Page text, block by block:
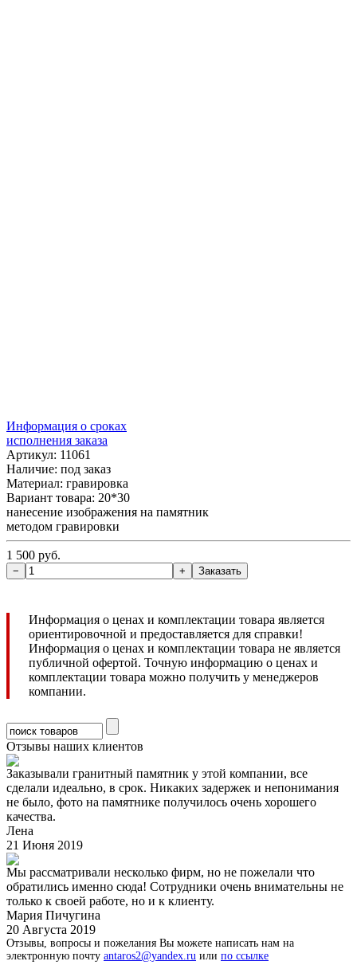
Информация о сроках
исполнения заказа
Артикул: 11061
Наличие: под заказ
Материал: гравировка
Вариант товара: 20*30
нанесение изображения на памятник
методом гравировки
1 500 руб.
Информация о ценах и комплектации товара является
ориентировочной и предоставляется для справки!
Информация о ценах и комплектации товара не является
публичной офертой. Точную информацию о ценах и
комплектации товара можно получить у менеджеров
компании.
Отзывы наших клиентов
Заказывали гранитный памятник у этой компании, все
сделали идеально, в срок. Никаких задержек и непонимания
не было, фото на памятнике получилось очень хорошего
качества.
Лена
21 Июня 2019
Мы рассматривали несколько фирм, но не пожелали что
обратились именно сюда! Сотрудники очень внимательны не
только к своей работе, но и к клиенту.
Мария Пичугина
20 Августа 2019
Отзывы, вопросы и пожелания Вы можете написать нам на
электронную почту antaros2@yandex.ru или по ссылке